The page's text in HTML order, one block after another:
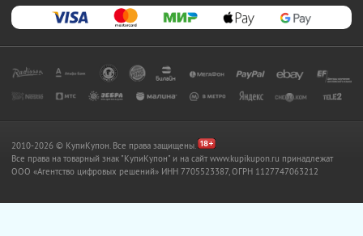
2010-2026 © КупиКупон. Все права защищены.
Все права на товарный знак "КупиКупон" и на сайт www.kupikupon.ru принадлежат
OOO «Агентство цифровых решений» ИНН 7705523387, ОГРН 1127747063212